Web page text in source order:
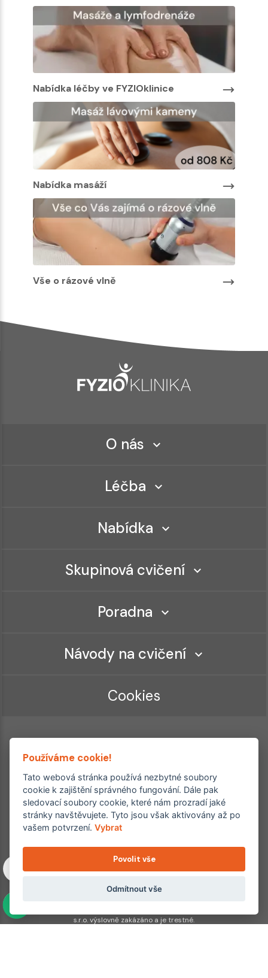
Nabídka léčby ve FYZIOklinice
Nabídka masáží
Vše o rázové vlně
O nás
Léčba
Nabídka
Skupinová cvičení
Poradna
Návody na cvičení
Cookies
Ordinace roku
Rehabilitační ordinace
2. místo – 2017/2019
Copyright © 2011–2026 FYZIOklinika s.r.o.
Machkova 1642/2, Praha 4, Jižní Město – Chodov
Všechna práva vyhrazena. Jakékoliv užití obsahu či jeho částí
s.r.o. výslovně zakázáno a je trestné.
Používáme cookie!
Tato webová stránka používá nezbytné soubory
cookie k zajištění správného fungování. Dále pak
sledovací soubory cookie, které nám prozradí jaké
stránky navštěvujete. Tyto jsou však aktivovány až po
vašem potvrzení.Vybrat
Povolit vše
Odmítnout vše